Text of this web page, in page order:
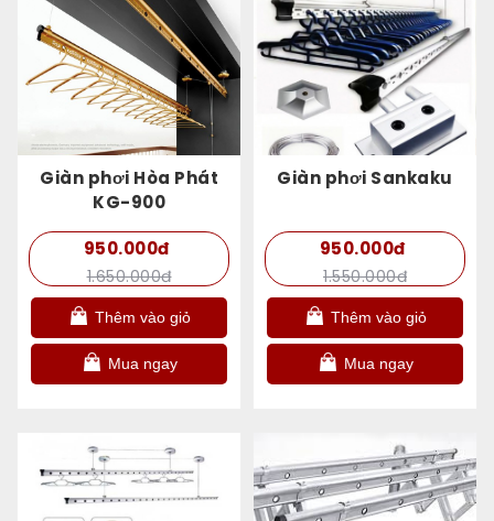
Giàn phơi Hòa Phát
KG-900
950.000đ
1.650.000đ
Thêm vào giỏ
Mua ngay
Giàn phơi Sankaku
950.000đ
1.550.000đ
Thêm vào giỏ
Mua ngay